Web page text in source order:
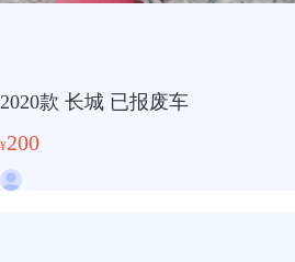
2020款 长城 已报废车
¥200